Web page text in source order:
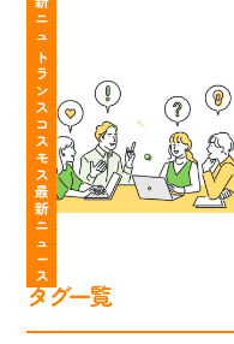
ー
「面
接
の
質
問
大
公
開」
ニ
ュ
ー
ス
別】
あ
な
た
の
個
性
を
活
か
し
て、
コ
ー
ル
ト
ラ
ン
ス
コ
ス
モ
ス
最
新
ニ
ュ
ー
ス
ト
ラ
ン
ス
コ
ス
モ
ス
の
コ
ン
タ
ク
ト
タグ一覧